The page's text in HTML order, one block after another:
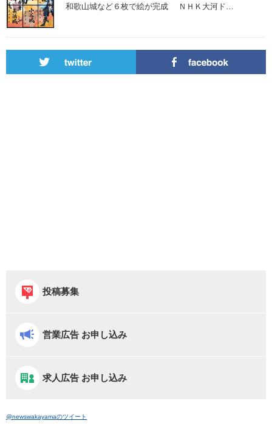
和歌山城など６枚で絵が完成 ＮＨＫ大河ド…
投稿募集
営業広告 お申し込み
求人広告 お申し込み
@newswakayamaのツイート